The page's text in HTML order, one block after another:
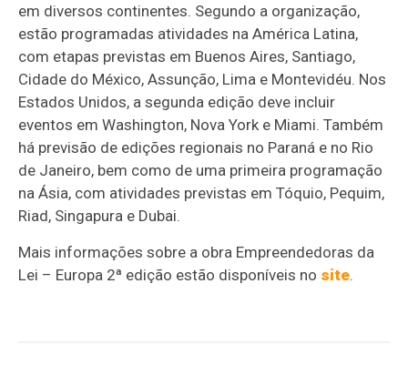
em diversos continentes. Segundo a organização,
estão programadas atividades na América Latina,
com etapas previstas em Buenos Aires, Santiago,
Cidade do México, Assunção, Lima e Montevidéu. Nos
Estados Unidos, a segunda edição deve incluir
eventos em Washington, Nova York e Miami. Também
há previsão de edições regionais no Paraná e no Rio
de Janeiro, bem como de uma primeira programação
na Ásia, com atividades previstas em Tóquio, Pequim,
Riad, Singapura e Dubai.
Mais informações sobre a obra Empreendedoras da
Lei – Europa 2ª edição estão disponíveis no site.